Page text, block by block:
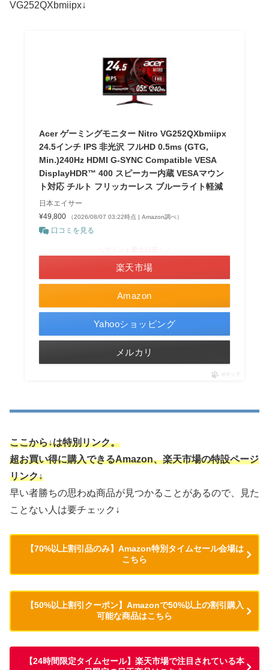
VG252QXbmiipx↓
Acer ゲーミングモニター Nitro VG252QXbmiipx
24.5インチ IPS 非光沢 フルHD 0.5ms (GTG,
Min.)240Hz HDMI G-SYNC Compatible VESA
DisplayHDR™ 400 スピーカー内蔵 VESAマウン
ト対応 チルト フリッカーレス ブルーライト軽減
日本エイサー
¥49,800
（2026/08/07 03:22時点 | Amazon調べ）
口コミを見る
Amazon
楽天市場
Yahooショッピング
メルカリ
ポチップ
ここから↓は特別リンク。
超お買い得に購入できるAmazon、楽天市場の特設ページ
リンク↓
早い者勝ちの思わぬ商品が見つかることがあるので、見た
ことない人は要チェック↓
【70%以上割引品のみ】Amazon特別タイムセール会場は
こちら
【50%以上割引クーポン】Amazonで50%以上の割引購入
可能な商品はこちら
【24時間限定タイムセール】楽天市場で注目されている本